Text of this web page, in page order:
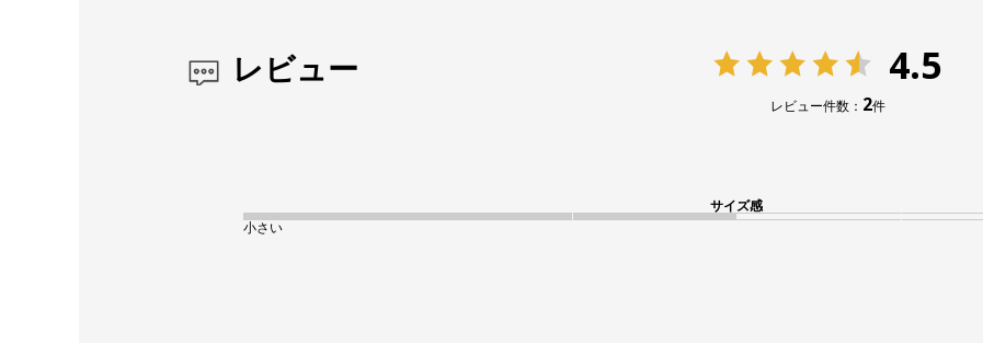
レビュー 4.5
レビュー件数： 2件
サイズ感
小さい